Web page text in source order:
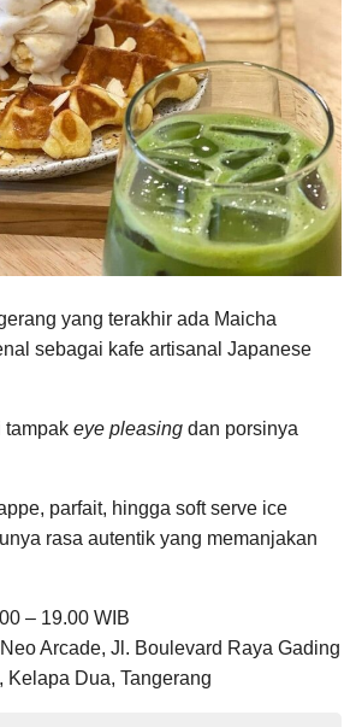
yang terakhir ada Maicha
sebagai kafe artisanal Japanese
tampak eye pleasing dan porsinya
parfait, hingga soft serve ice
rasa autentik yang memanjakan
– 19.00 WIB
Arcade, Jl. Boulevard Raya Gading
Kelapa Dua, Tangerang